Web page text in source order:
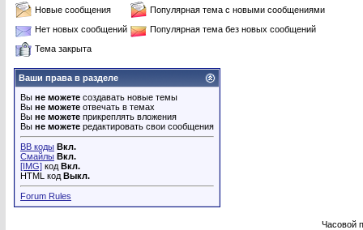
Новые сообщения
Популярная тема с новыми сообщениями
Нет новых сообщений
Популярная тема без новых сообщений
Тема закрыта
Ваши права в разделе
Вы не можете создавать новые темы
Вы не можете отвечать в темах
Вы не можете прикреплять вложения
Вы не можете редактировать свои сообщения
BB коды Вкл.
Смайлы Вкл.
[IMG] код Вкл.
HTML код Выкл.
Forum Rules
Часовой